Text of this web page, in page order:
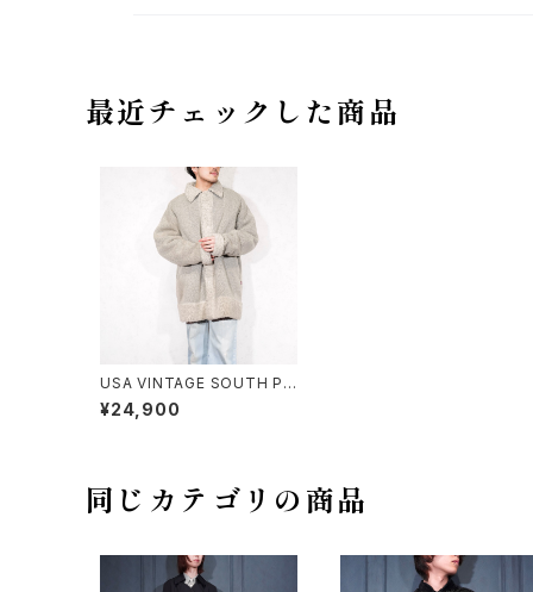
最近チェックした商品
USA VINTAGE SOUTH PO
LE LOGO EMBROIDERY D
ESIGN BOA JACKET/アメリ
¥24,900
同じカテゴリの商品